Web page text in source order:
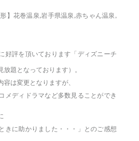
好評を頂いております「ディズニーチ
放題となっております）。
容は変更となりますが、
メディドラマなど多数見ることができ
きに助かりました・・・」とのご感想